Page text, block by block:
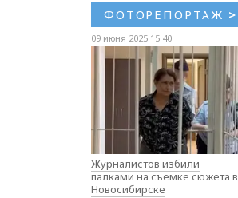
ФОТОРЕПОРТАЖ >
09 июня 2025 15:40
Журналистов избили
палками на съемке сюжета в
Новосибирске